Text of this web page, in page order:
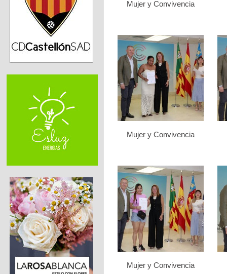
Mujer y Convivencia
Mujer y Convivencia
Mujer y Convivencia